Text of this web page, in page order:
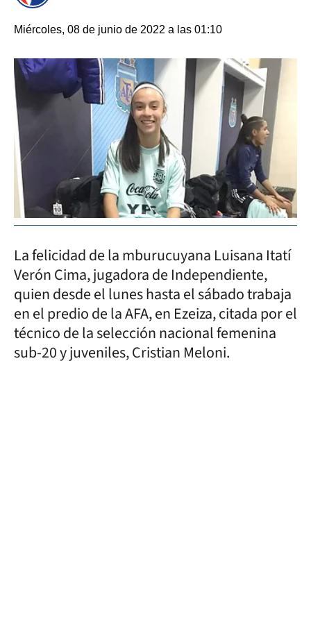
Miércoles, 08 de junio de 2022 a las 01:10
La felicidad de la mburucuyana Luisana Itatí
Verón Cima, jugadora de Independiente,
quien desde el lunes hasta el sábado trabaja
en el predio de la AFA, en Ezeiza, citada por el
técnico de la selección nacional femenina
sub-20 y juveniles, Cristian Meloni.